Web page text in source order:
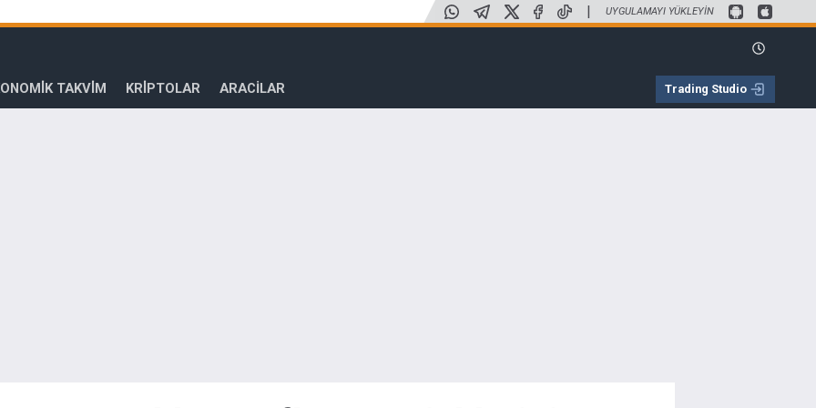
| UYGULAMAYI YÜKLEYIN
TAKVİM KRİPTOLAR ARACILAR Trading Studio